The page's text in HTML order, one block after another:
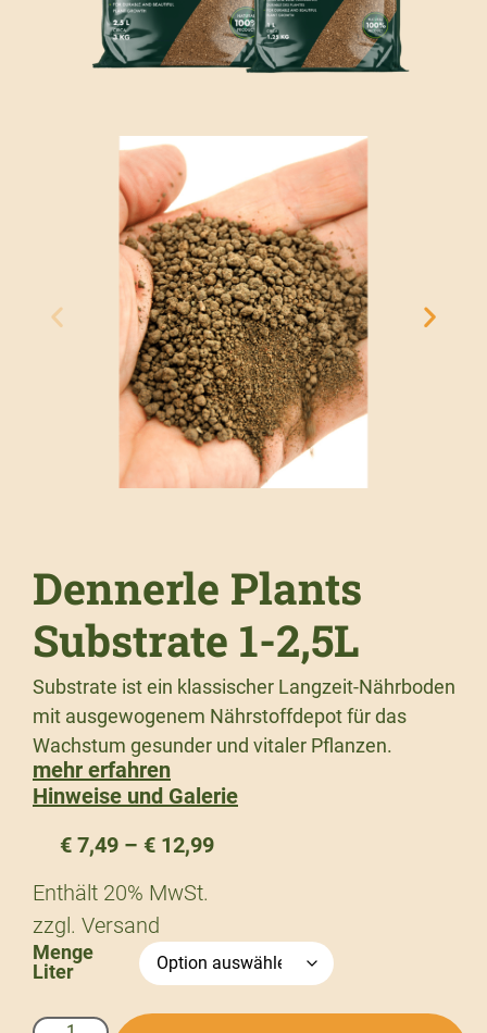
Dennerle Plants
Substrate 1-2,5L
Substrate ist ein klassischer Langzeit-Nährboden
mit ausgewogenem Nährstoffdepot für das
Wachstum gesunder und vitaler Pflanzen.
mehr erfahren
Hinweise und Galerie
€ 7,49 – € 12,99
Enthält 20% MwSt.
zzgl. Versand
Menge
Liter